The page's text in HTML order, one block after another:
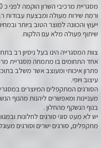
ורמת שירות מעולה ומבצעת
ייעוץ והכוונה למוצר הטוב ביותר
שיתוף פעולה מלא עם הלקוח.
צוות המסגרייה הינו בעל ניסיון רב
אחד התחומים בו מתמחה מסגריית
פתרון איכותי ומעוצב אשר משלב
עיצוב ויופי.
הסורגים המתקפלים המיוצרים
מעניינות ומאפשרים ליהנות מהנוף
בנוף הנשקף מהחלון .
יש לא מעט סוגי סורגים לחלונות
מתקפלים, סורגים ישרים וסורגים